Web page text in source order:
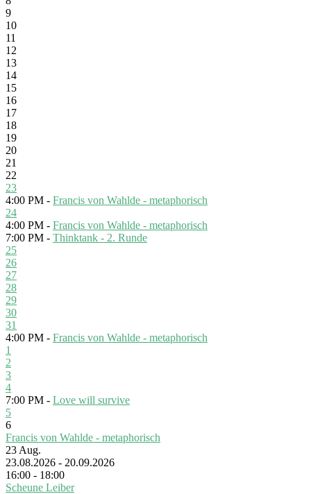
9
10
11
12
13
14
15
16
17
18
19
20
21
22
23
4:00 PM - Francis von Wahlde - metaphorisch
24
4:00 PM - Francis von Wahlde - metaphorisch
7:00 PM - Thinktank - 2. Runde
25
26
27
28
29
30
31
4:00 PM - Francis von Wahlde - metaphorisch
1
2
3
4
7:00 PM - Love will survive
5
6
Francis von Wahlde - metaphorisch
23 Aug.
23.08.2026 - 20.09.2026
16:00 - 18:00
Scheune Leiber